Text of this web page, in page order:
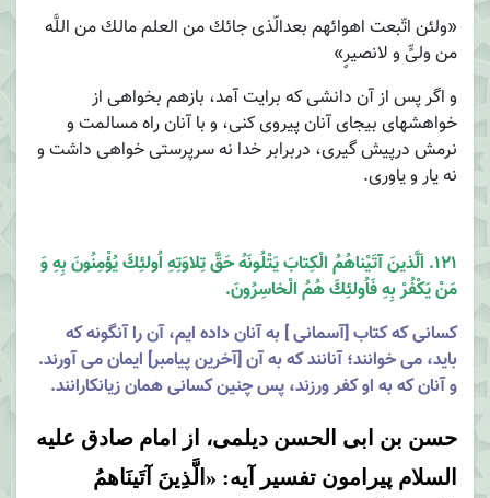
«ولئن اتّبعت اهوائهم بعدالّذى جائك من العلم مالك من اللَّه
من ولىٍّ و لانصیرٍ»
و اگر پس از آن دانشى كه برایت آمد، بازهم بخواهى از
خواهشهاى بیجاى آنان پیروى كنى، و با آنان راه مسالمت و
نرمش درپیش گیرى، دربرابر خدا نه سرپرستى خواهى داشت و
نه یار و یاورى.
121. اَلَّذینَ آتَیْناهُمُ الْكِتابَ یَتْلُونَهُ حَقَّ تِلاوَتِهِ اُولئِكَ یُؤْمِنُونَ بِهِ وَ
مَنْ یَكْفُرْ بِهِ فَاُولئِكَ هُمُ الْخاسِرُونَ.
كسانى كه كتاب [آسمانى ] به آنان داده ایم، آن را آنگونه كه
باید، مى خوانند؛ آنانند كه به آن [آخرین پیامبر] ایمان مى آورند.
و آنان كه به او كفر ورزند، پس چنین كسانى همان زیانكارانند.
حسن بن ابی الحسن دیلمی، از امام صادق علیه
السلام پیرامون تفسیر آیه: «الَّذِینَ آتَینَاهمُ